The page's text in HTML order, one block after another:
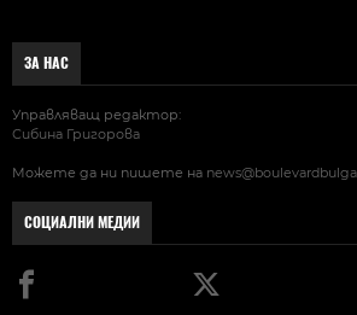
ЗА НАС
Управляващ редактор:
Сибина Григорова
Можете да ни пишете на
СОЦИАЛНИ МЕДИИ